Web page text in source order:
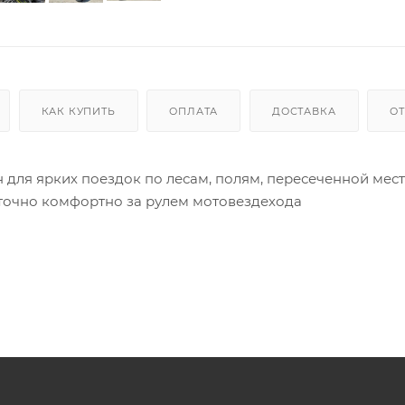
КАК КУПИТЬ ОПЛАТА ДОСТАВКА
ярких поездок по лесам, полям, пересеченной
комфортно за рулем мотовездехода